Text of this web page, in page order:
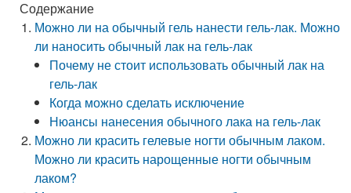
Содержание
Можно ли на обычный гель нанести гель-лак. Можно
ли наносить обычный лак на гель-лак
Почему не стоит использовать обычный лак на
гель-лак
Когда можно сделать исключение
Нюансы нанесения обычного лака на гель-лак
Можно ли красить гелевые ногти обычным лаком.
Можно ли красить нарощенные ногти обычным
лаком?